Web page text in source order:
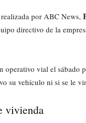
por ABC News,
directivo de la
operativo vial el
su vehículo ni si se le
vivienda